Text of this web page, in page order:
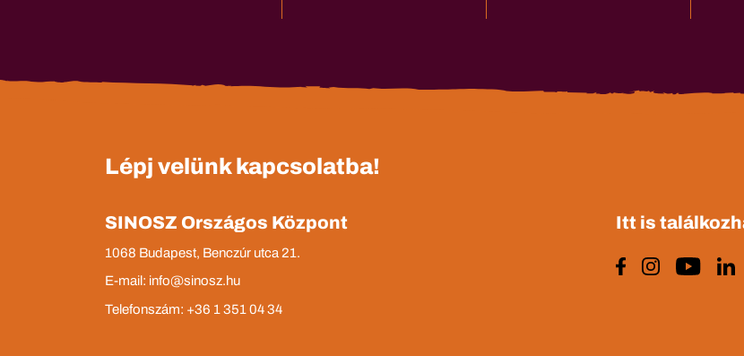
Lépj velünk kapcsolatba!
SINOSZ Országos Központ
1068 Budapest, Benczúr utca 21.
E-mail: info@sinosz.hu
Telefonszám: +36 1 351 04 34
Itt is